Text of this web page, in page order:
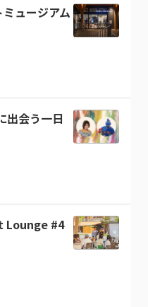
ュージアム
出会う一日
Lounge #4